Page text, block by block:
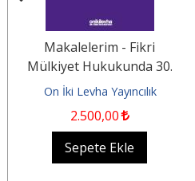
Makalelerim - Fikri
Mülkiyet Hukukunda 30.
Yıl Durağı (1996-2026)
On İki Levha Yayıncılık
2.500,00
Sepete Ekle